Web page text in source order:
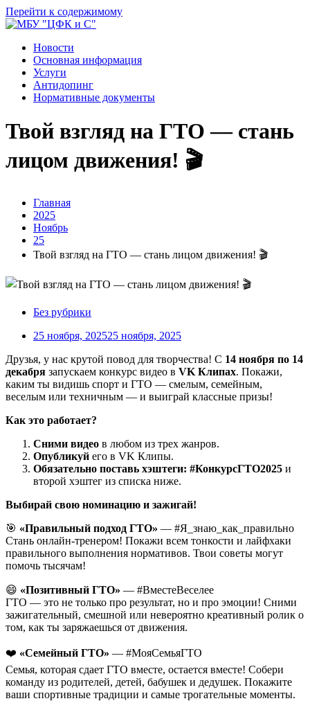
Перейти к содержимому
Новости
Основная информация
Услуги
Антидопинг
Нормативные документы
Твой взгляд на ГТО — стань
лицом движения! 🎬
Главная
2025
Ноябрь
25
Твой взгляд на ГТО — стань лицом движения! 🎬
Без рубрики
25 ноября, 202525 ноября, 2025
Друзья, у нас крутой повод для творчества! С 14 ноября по 14
декабря запускаем конкурс видео в VK Клипах. Покажи,
каким ты видишь спорт и ГТО — смелым, семейным,
веселым или техничным — и выиграй классные призы!
Как это работает?
Сними видео в любом из трех жанров.
Опубликуй его в VK Клипы.
Обязательно поставь хэштеги: #КонкурсГТО2025 и
второй хэштег из списка ниже.
Выбирай свою номинацию и зажигай!
🎯 «Правильный подход ГТО» — #Я_знаю_как_правильно
Стань онлайн-тренером! Покажи всем тонкости и лайфхаки
правильного выполнения нормативов. Твои советы могут
помочь тысячам!
😄 «Позитивный ГТО» — #ВместеВеселее
ГТО — это не только про результат, но и про эмоции! Сними
зажигательный, смешной или невероятно креативный ролик о
том, как ты заряжаешься от движения.
❤️ «Семейный ГТО» — #МояСемьяГТО
Семья, которая сдает ГТО вместе, остается вместе! Собери
команду из родителей, детей, бабушек и дедушек. Покажите
ваши спортивные традиции и самые трогательные моменты.